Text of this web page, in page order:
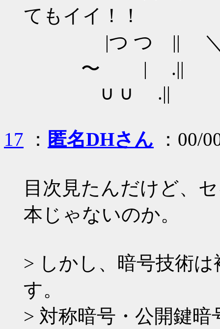
てもイイ！！
|つ つ || ＼ ＿＿
〜 | .||
∪ ∪ .||
17 ： 匿名DHさん ：00/
目次見たんだけど、
本じゃないのか。
> しかし、暗号技術
す。
> 対称暗号・公開鍵